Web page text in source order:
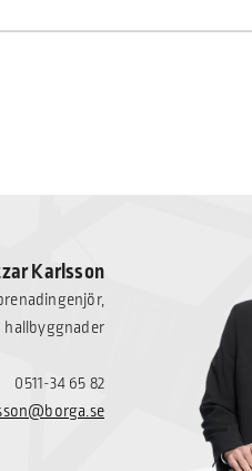
Karlsson
hallbyggnader
0511-34 65 82